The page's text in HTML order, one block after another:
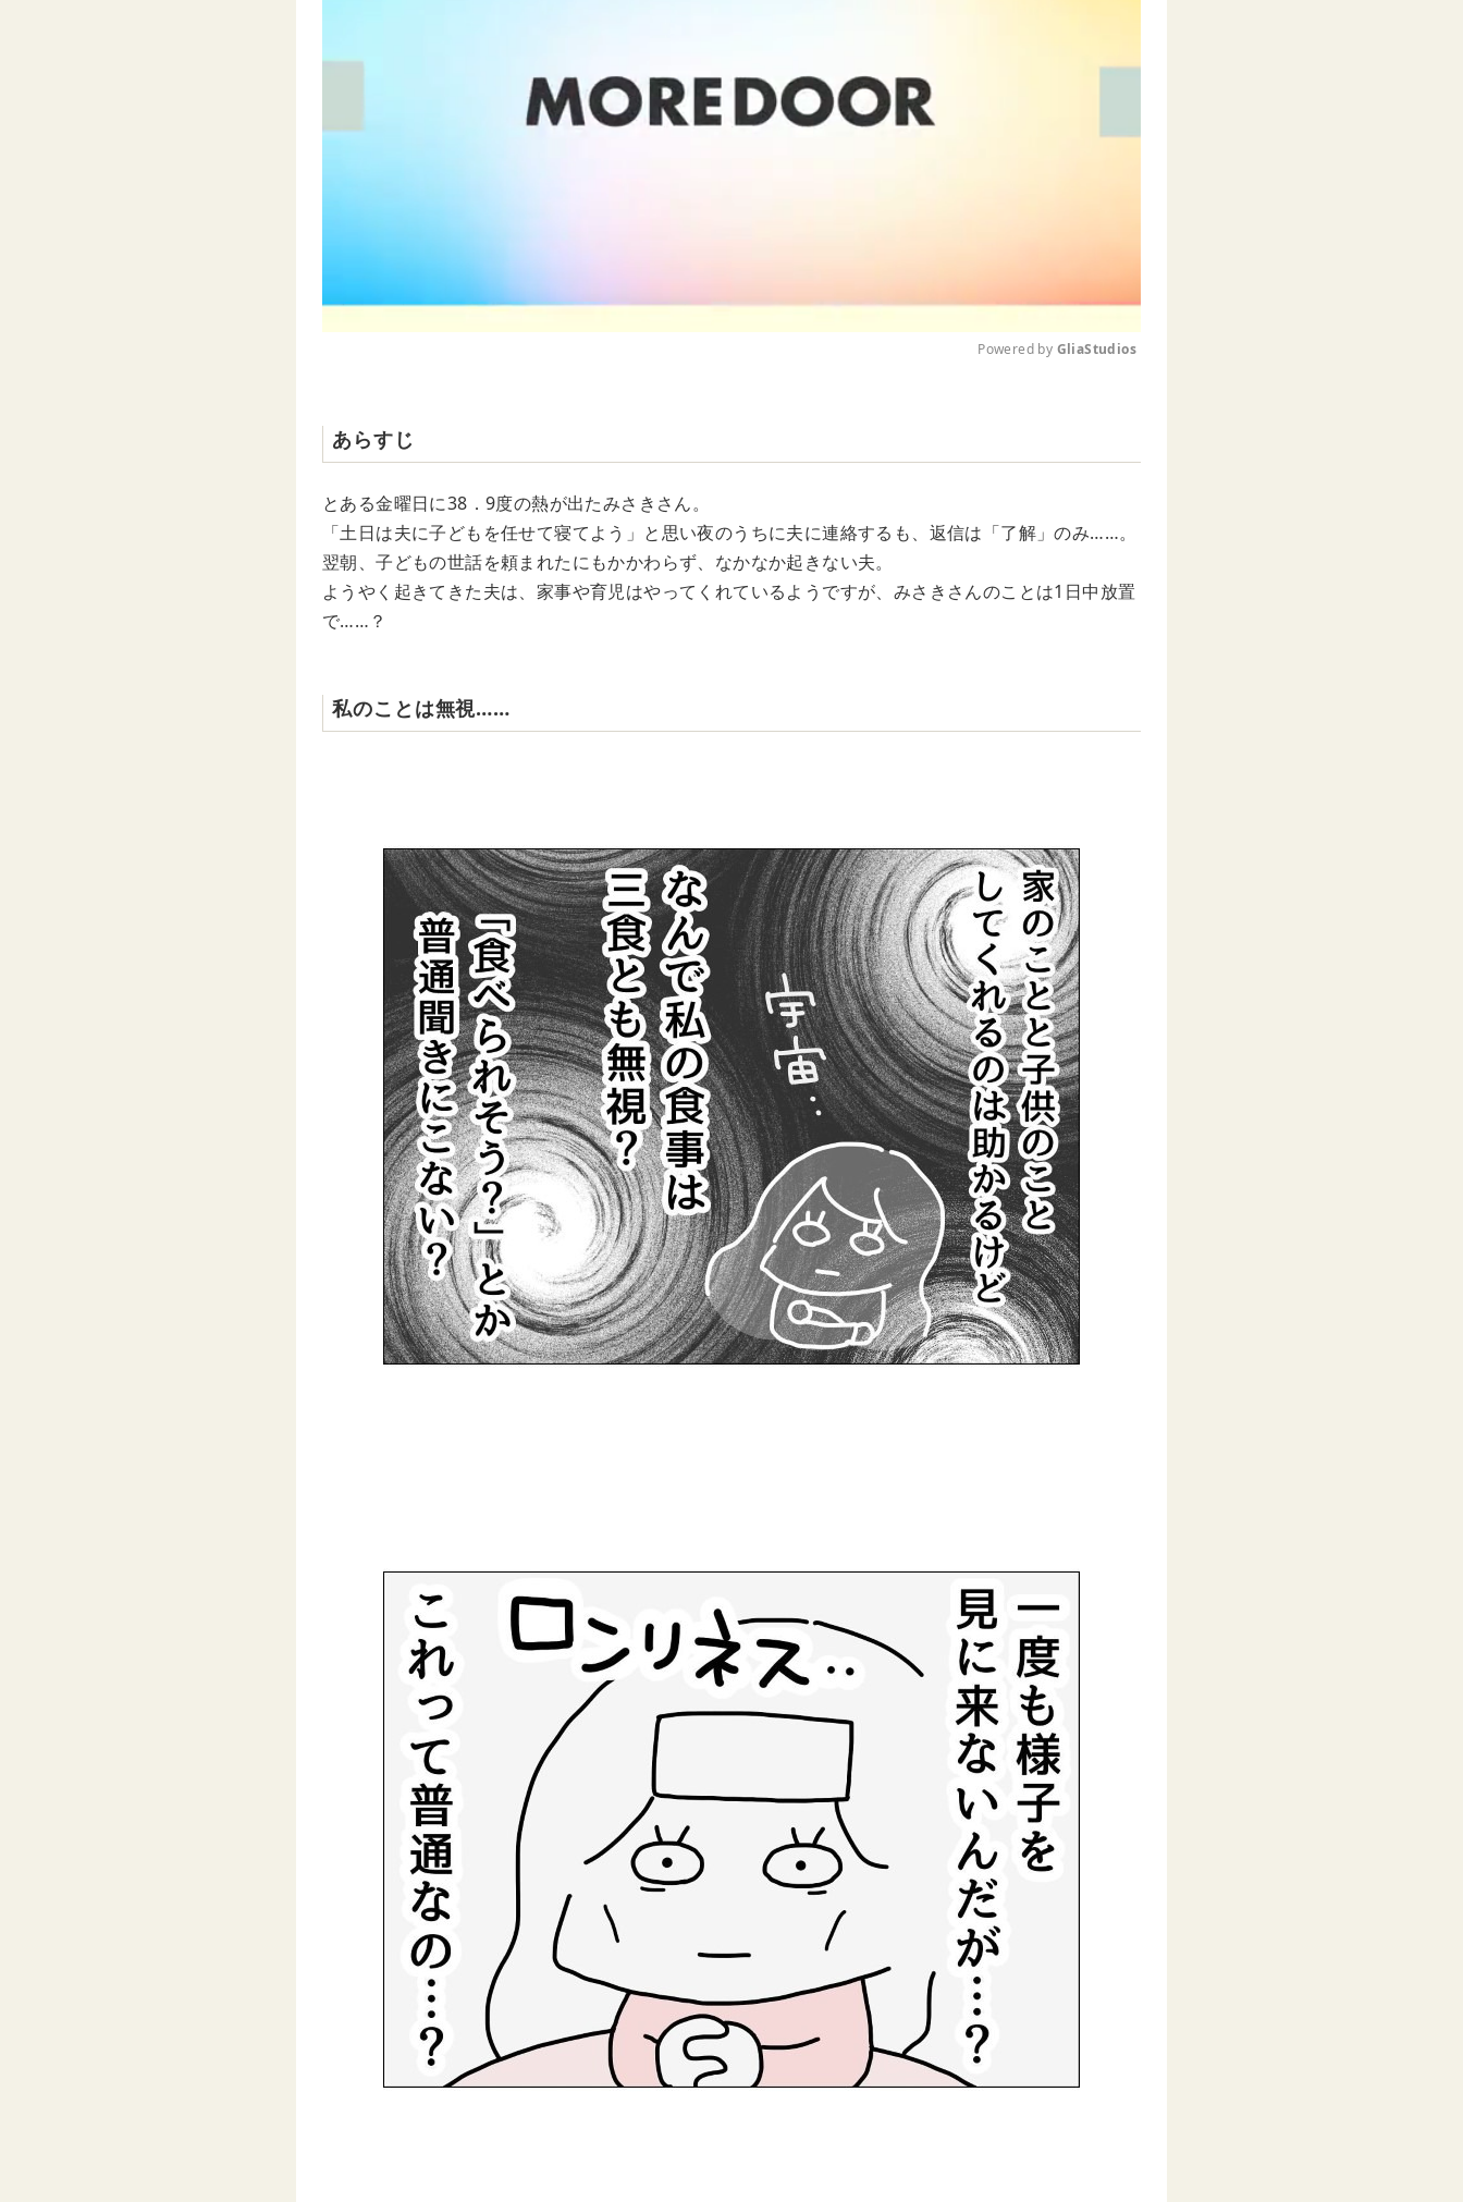
t
Powered by GliaStudios
あらすじ
とある金曜日に38．9度の熱が出たみさきさん。
「土日は夫に子どもを任せて寝てよう」と思い夜のうちに夫に連絡するも、返信は「了解」のみ……。
翌朝、子どもの世話を頼まれたにもかかわらず、なかなか起きない夫。
ようやく起きてきた夫は、家事や育児はやってくれているようですが、みさきさんのことは1日中放置
で……？
私のことは無視……